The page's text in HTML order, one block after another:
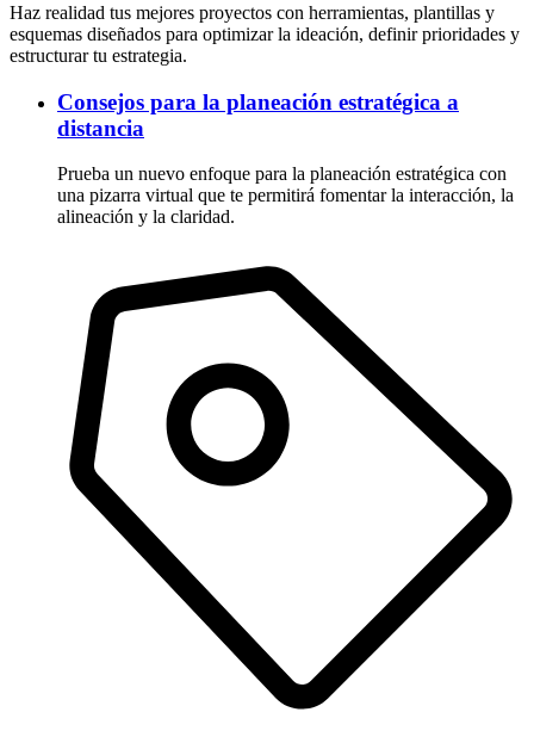
Haz realidad tus mejores proyectos con herramientas, plantillas y
esquemas diseñados para optimizar la ideación, definir prioridades y
estructurar tu estrategia.
Consejos para la planeación estratégica a
distancia
Prueba un nuevo enfoque para la planeación estratégica con
una pizarra virtual que te permitirá fomentar la interacción, la
alineación y la claridad.